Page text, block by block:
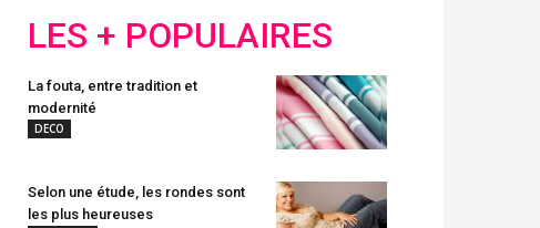
LES + POPULAIRES
La fouta, entre tradition et
modernité
DECO
Selon une étude, les rondes sont
les plus heureuses